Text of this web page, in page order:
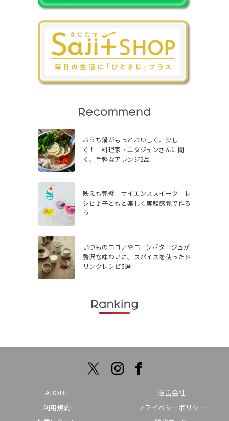
おうち鍋がもっとおいしく、楽し
く！ 料理家・エダジュンさんに聞
く、手軽なアレンジ2品
映えも完璧「サイエンススイーツ」レ
シピ♪子どもと楽しく実験感覚で作ろ
う
いつものココアやコーンポタージュが
贅沢な味わいに。スパイスを使ったド
リンクレシピ5選
ABOUT
運営会社
利用規約
プライバシーポリシー